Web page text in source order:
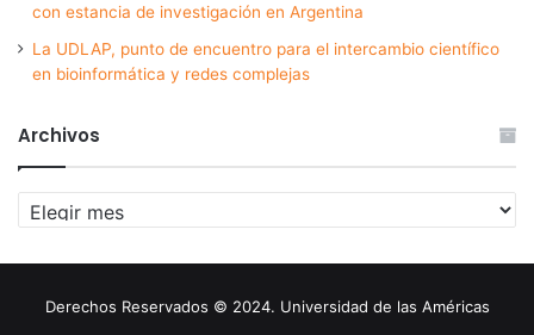
con estancia de investigación en Argentina
La UDLAP, punto de encuentro para el intercambio científico
en bioinformática y redes complejas
Archivos
Archivos
Derechos Reservados © 2024. Universidad de las Américas